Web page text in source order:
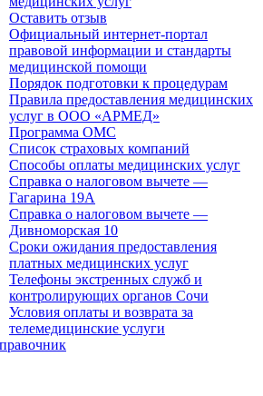
Оставить отзыв
Официальный интернет-портал
правовой информации и стандарты
медицинской помощи
Порядок подготовки к процедурам
Правила предоставления медицинских
услуг в ООО «АРМЕД»
Программа ОМС
Список страховых компаний
Способы оплаты медицинских услуг
Справка о налоговом вычете —
Гагарина 19А
Справка о налоговом вычете —
Дивноморская 10
Сроки ожидания предоставления
платных медицинских услуг
Телефоны экстренных служб и
контролирующих органов Сочи
Условия оплаты и возврата за
телемедицинские услуги